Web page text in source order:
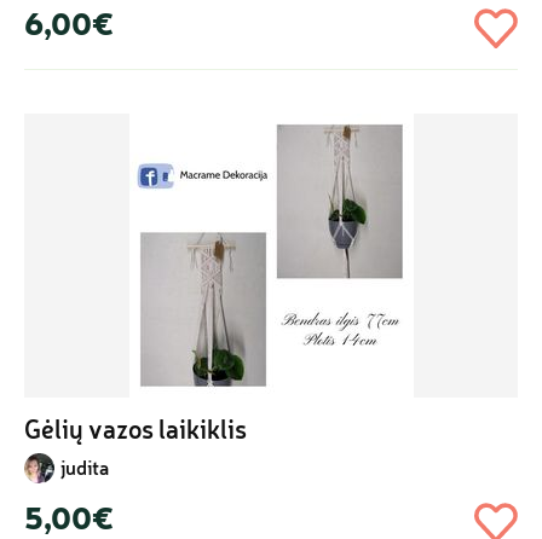
6,00€
Gėlių vazos laikiklis
judita
5,00€